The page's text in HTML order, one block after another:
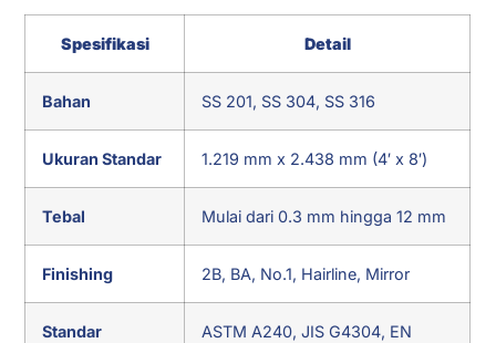
Spesifikasi Detail
Bahan SS 201, SS 304, SS 316
Ukuran Standar 1.219 mm x 2.438 mm (4′ x 8′)
Tebal Mulai dari 0.3 mm hingga 12 mm
Finishing 2B, BA, No.1, Hairline, Mirror
Standar
ASTM A240, JIS G4304, EN